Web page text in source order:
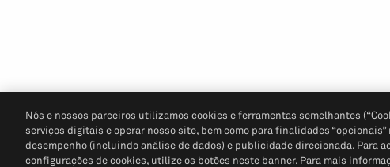
Nós e nossos parceiros utilizamos cookies e ferramentas semelhantes
serviços digitais e operar nosso site, bem como para finalidades
desempenho (incluindo análise de dados) e publicidade direcionada. Para
configurações de cookies, utilize os botões neste banner. Para mais